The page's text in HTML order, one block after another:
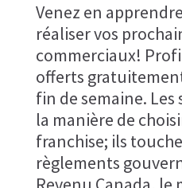
Venez en
réaliser vos
commerciaux!
offerts
fin de semaine.
la manière de
franchise; ils
règlements